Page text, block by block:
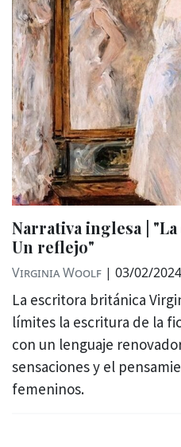
Narrativa inglesa |
Un reflejo"
Virginia Woolf | 03/02/2024
La escritora británica
límites la escritura de la
con un lenguaje
sensaciones y el
femeninos.